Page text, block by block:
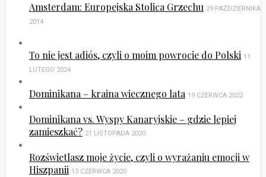
Amsterdam: Europejska Stolica Grzechu 29 PAŹDZIERNIKA
2014
To nie jest adiós, czyli o moim powrocie do Polski 11
LUTEGO 2024
Dominikana – kraina wiecznego lata 19 CZERWCA 2022
Dominikana vs. Wyspy Kanaryjskie – gdzie lepiej
zamieszkać? 21 LISTOPADA 2020
Rozświetlasz moje życie, czyli o wyrażaniu emocji w
Hiszpanii 13 CZERWCA 2020